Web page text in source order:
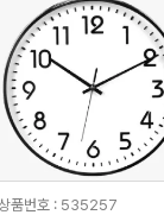
상품번호 : 535257